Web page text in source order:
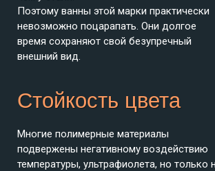
Поэтому ванны этой марки практически
невозможно поцарапать. Они долгое
время сохраняют свой безупречный
внешний вид.
Стойкость цвета
Многие полимерные материалы
подвержены негативному воздействию
температуры, ультрафиолета, но только